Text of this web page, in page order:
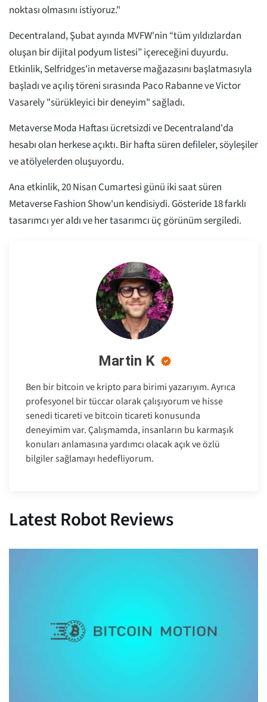
noktası olmasını istiyoruz."
Decentraland, Şubat ayında MVFW'nin “tüm yıldızlardan
oluşan bir dijital podyum listesi” içereceğini duyurdu.
Etkinlik, Selfridges'in metaverse mağazasını başlatmasıyla
başladı ve açılış töreni sırasında Paco Rabanne ve Victor
Vasarely "sürükleyici bir deneyim" sağladı.
Metaverse Moda Haftası ücretsizdi ve Decentraland'da
hesabı olan herkese açıktı. Bir hafta süren defileler, söyleşiler
ve atölyelerden oluşuyordu.
Ana etkinlik, 20 Nisan Cumartesi günü iki saat süren
Metaverse Fashion Show'un kendisiydi. Gösteride 18 farklı
tasarımcı yer aldı ve her tasarımcı üç görünüm sergiledi.
Martin K
Ben bir bitcoin ve kripto para birimi yazarıyım. Ayrıca
profesyonel bir tüccar olarak çalışıyorum ve hisse
senedi ticareti ve bitcoin ticareti konusunda
deneyimim var. Çalışmamda, insanların bu karmaşık
konuları anlamasına yardımcı olacak açık ve özlü
bilgiler sağlamayı hedefliyorum.
Latest Robot Reviews